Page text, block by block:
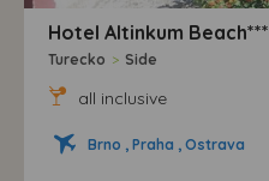
Hotel Altinkum Beach***
Turecko > Side
all inclusive
Brno , Praha , Ostrava